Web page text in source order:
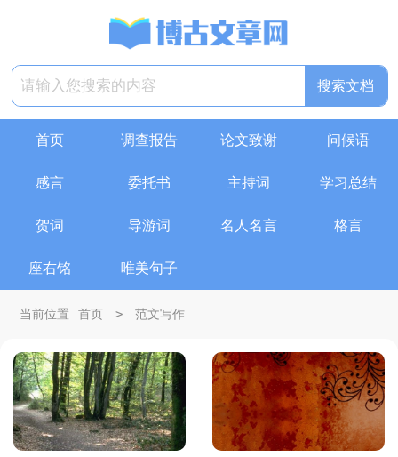
首页 调查报告 论文致谢 问候语
感言 委托书 主持词 学习总结
贺词 导游词 名人名言 格言
座右铭 唯美句子
当前位置 首页 > 范文写作